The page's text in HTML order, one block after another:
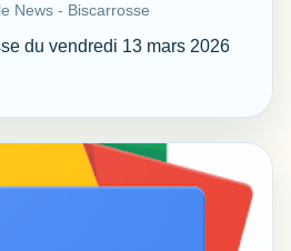
News - Biscarrosse
du vendredi 13 mars 2026